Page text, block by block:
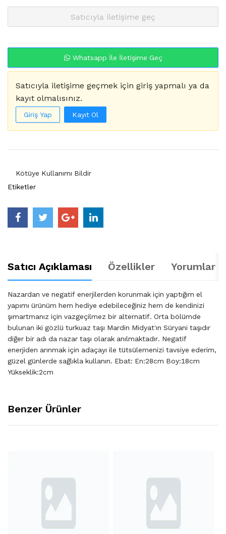
Satıcıyla iletişime geç
Whatsapp İle İletişime Geç
Satıcıyla iletişime geçmek için giriş yapmalı ya da
kayıt olmalısınız.
Giriş Yap Kayıt Ol
Kötüye Kullanımı Bildir
Etiketler
Satıcı Açıklaması Özellikler Yorumlar
Nazardan ve negatif enerjilerden korunmak için yaptığım el
yapımı ürünüm hem hediye edebileceğiniz hem de kendinizi
şımartmanız için vazgeçilmez bir alternatif. Orta bölümde
bulunan iki gözlü turkuaz taşı Mardin Midyat'ın Süryani taşıdır
diğer bir adı da nazar taşı olarak anılmaktadır. Negatif
enerjiden arınmak için adaçayı ile tütsülemenizi tavsiye ederim,
güzel günlerde sağlıkla kullanın. Ebat: En:28cm Boy:18cm
Yükseklik:2cm
Benzer Ürünler